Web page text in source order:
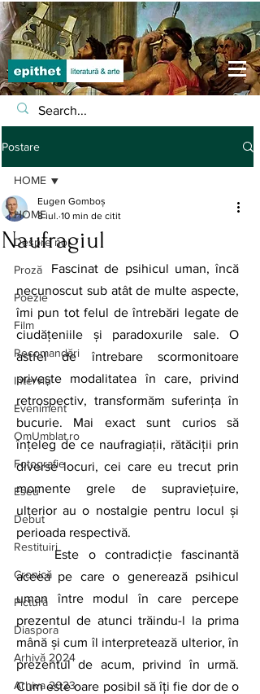
Postare
HOME
Despre noi
Proză
Poezie
Film
Recomandări
Interviu
Eveniment
OmUmblat.ro
Fotografie
Eseu
Debut
Restituiri
Cronică
Pictură
Diaspora
Arhivă 2024
Arhiva 2023
HOME
Naufragiul
Eugen Gomboș
8 iul. 10 min de citit
Fascinat de psihicul uman, încă
necunoscut sub atât de multe aspecte,
îmi pun tot felul de întrebări legate de
ciudăţeniile şi paradoxurile sale. O
astfel de întrebare scormonitoare
priveşte modalitatea în care, privind
retrospectiv, transformăm suferinţa în
bucurie. Mai exact sunt curios să
înţeleg de ce naufragiaţii, rătăciții prin
diverse locuri, cei care eu trecut prin
momente grele de supraviețuire,
ulterior au o nostalgie pentru locul şi
perioada respectivă.
	Este o contradicție fascinantă
aceea pe care o generează psihicul
uman între modul în care percepe
prezentul de atunci trăindu-l la prima
mână şi cum îl interpretează ulterior, în
prezentul de acum, privind în urmă.
Cum este oare posibil să îți fie dor de o